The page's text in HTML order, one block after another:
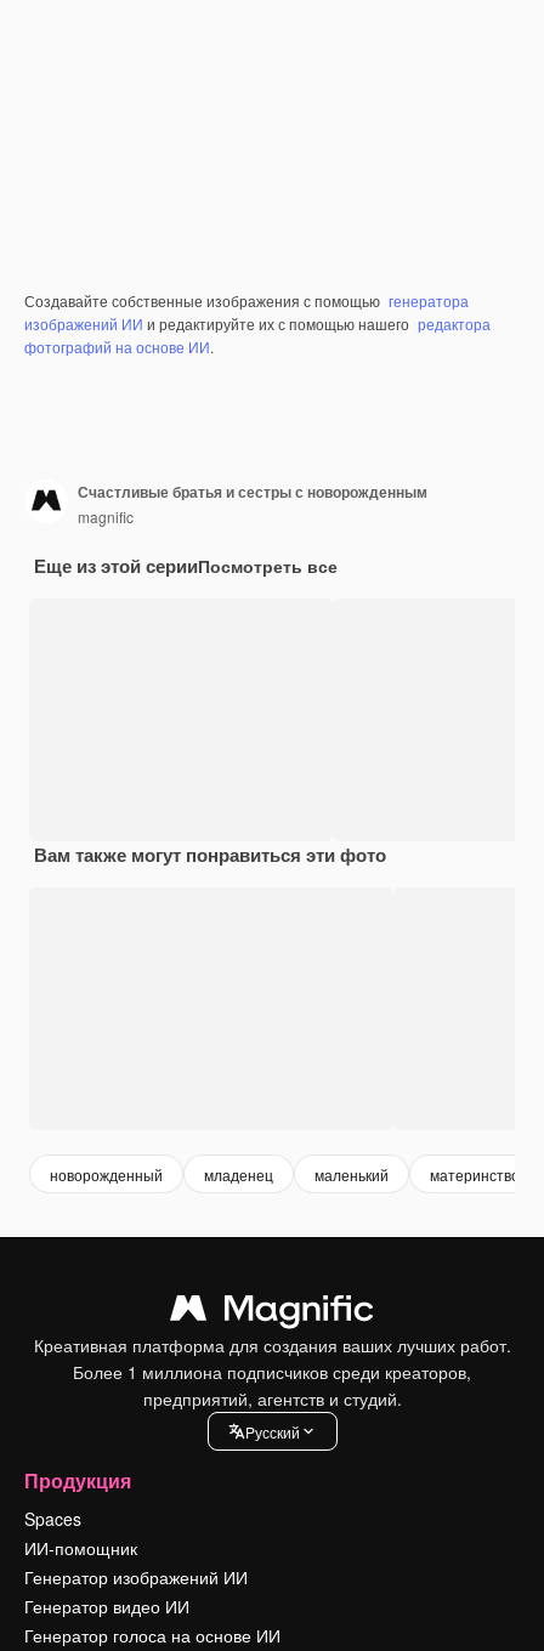
Создавайте собственные изображения с помощью генератора
изображений ИИ и редактируйте их с помощью нашего редактора
фотографий на основе ИИ.
Счастливые братья и сестры с новорожденным
magnific
Еще из этой серииПосмотреть все
Вам также могут понравиться эти фото
новорожденный младенец маленький материнство
Креативная платформа для создания ваших лучших работ.
Более 1 миллиона подписчиков среди креаторов,
предприятий, агентств и студий.
Pусский
Продукция
Spaces
ИИ-помощник
Генератор изображений ИИ
Генератор видео ИИ
Генератор голоса на основе ИИ